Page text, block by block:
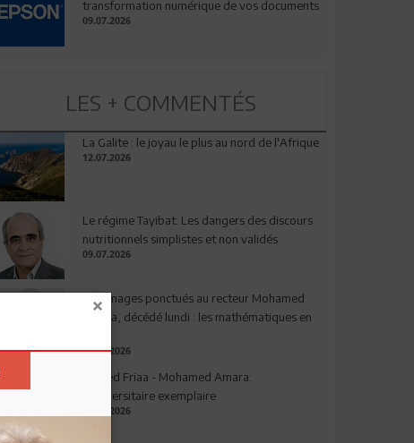
transformation numérique de vos documents
09.07.2026
LES + COMMENTÉS
La Galite : le joyau le plus au nord de l'Afrique
12.07.2026
Le régime Tayibat: Les dangers des discours
nutritionnels simplistes et non validés
09.07.2026
Hommages ponctués au recteur Mohamed
Amara, décédé lundi : les mathématiques en
03.08.2026
Ahmed Friaa - Mohamed Amara:
l’Universitaire exemplaire
04.08.2026